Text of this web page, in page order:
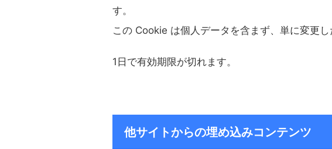
す。
この Cookie は個人データを含まず、単に変更し
1日で有効期限が切れます。
他サイトからの埋め込みコンテンツ